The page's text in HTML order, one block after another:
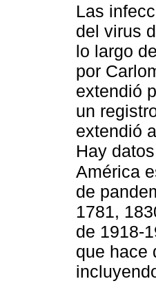
Las
del virus
lo largo
por
extendió
un
extendió
Hay
América
de
1781,
de 1918-
que hace